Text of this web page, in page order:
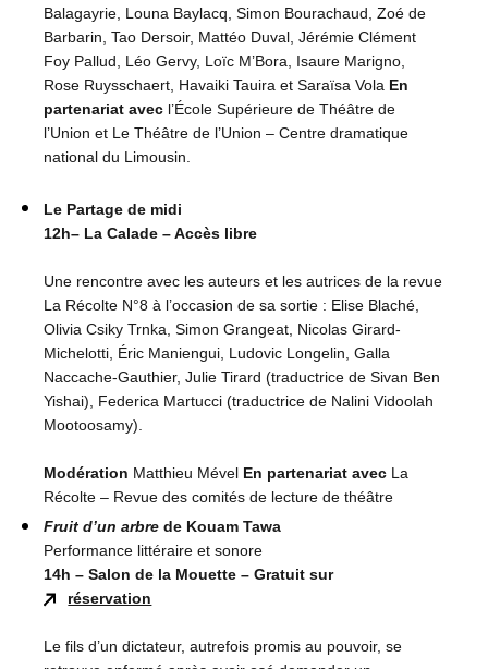
Balagayrie, Louna Baylacq, Simon Bourachaud, Zoé de
Barbarin, Tao Dersoir, Mattéo Duval, Jérémie Clément
Foy Pallud, Léo Gervy, Loïc M’Bora, Isaure Marigno,
Rose Ruysschaert, Havaiki Tauira et Saraïsa Vola En
partenariat avec l’École Supérieure de Théâtre de
l’Union et Le Théâtre de l’Union – Centre dramatique
national du Limousin.
Le Partage de midi
12h– La Calade – Accès libre
Une rencontre avec les auteurs et les autrices de la revue
La Récolte N°8 à l’occasion de sa sortie : Elise Blaché,
Olivia Csiky Trnka, Simon Grangeat, Nicolas Girard-
Michelotti, Éric Maniengui, Ludovic Longelin, Galla
Naccache-Gauthier, Julie Tirard (traductrice de Sivan Ben
Yishai), Federica Martucci (traductrice de Nalini Vidoolah
Mootoosamy).
Modération Matthieu Mével En partenariat avec La
Récolte – Revue des comités de lecture de théâtre
Fruit d’un arbre de Kouam Tawa
Performance littéraire et sonore
14h – Salon de la Mouette – Gratuit sur
réservation
Le fils d’un dictateur, autrefois promis au pouvoir, se